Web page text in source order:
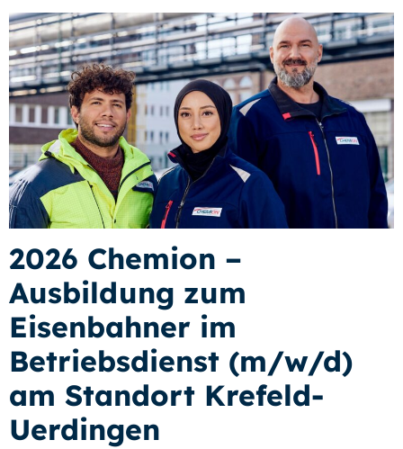
2026 Chemion –
Ausbildung zum
Eisenbahner im
Betriebsdienst (m/w/d)
am Standort Krefeld-
Uerdingen